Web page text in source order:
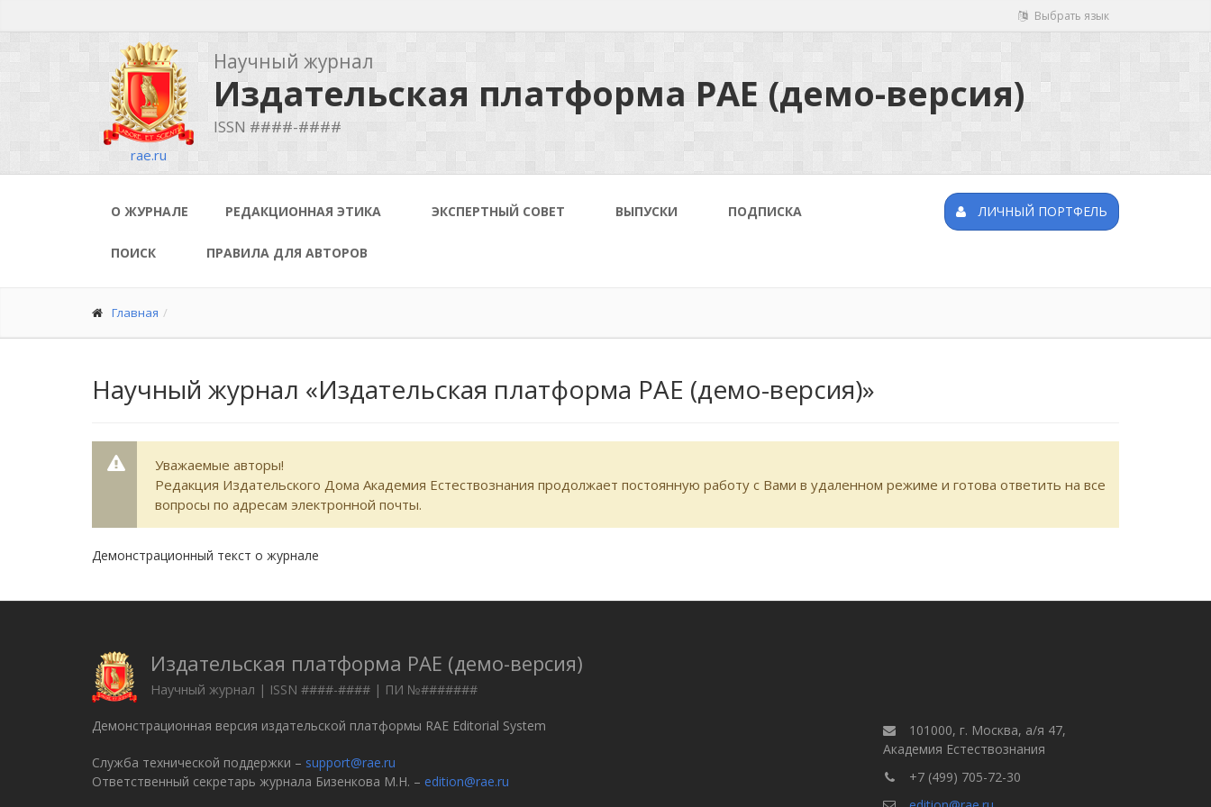
Выбрать язык
rae.ru
Научный журнал
Издательская платформа РАЕ (демо-версия)
ISSN ####-####
О ЖУРНАЛЕ РЕДАКЦИОННАЯ ЭТИКА ЭКСПЕРТНЫЙ СОВЕТ ВЫПУСКИ ПОДПИСКА
ПОИСК ПРАВИЛА ДЛЯ АВТОРОВ
ЛИЧНЫЙ ПОРТФЕЛЬ
Главная
Научный журнал «Издательская платформа РАЕ (демо-версия)»
Уважаемые авторы!
Редакция Издательского Дома Академия Естествознания продолжает постоянную работу с Вами в удаленном режиме и готова ответить на все
вопросы по адресам электронной почты.
Демонстрационный текст о журнале
Издательская платформа РАЕ (демо-версия)
Научный журнал | ISSN ####-#### | ПИ №#######
Демонстрационная версия издательской платформы RAE Editorial System
Служба технической поддержки – support@rae.ru
Ответственный секретарь журнала Бизенкова М.Н. – edition@rae.ru
101000, г. Москва, а/я 47,
Академия Естествознания
+7 (499) 705-72-30